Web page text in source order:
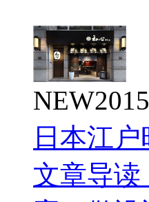
NEW
日本江
文章导